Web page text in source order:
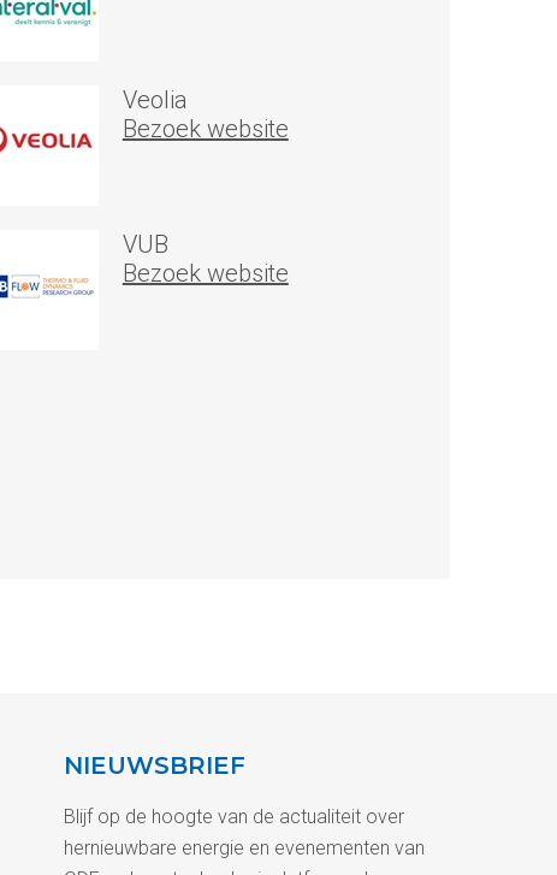
Veolia
Bezoek website
VUB
Bezoek website
NIEUWSBRIEF
Blijf op de hoogte van de actualiteit over
hernieuwbare energie en evenementen van